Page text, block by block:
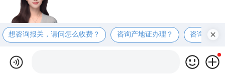
想咨询报关，请问怎么收费？ 咨询产地证办理？ 咨询商检